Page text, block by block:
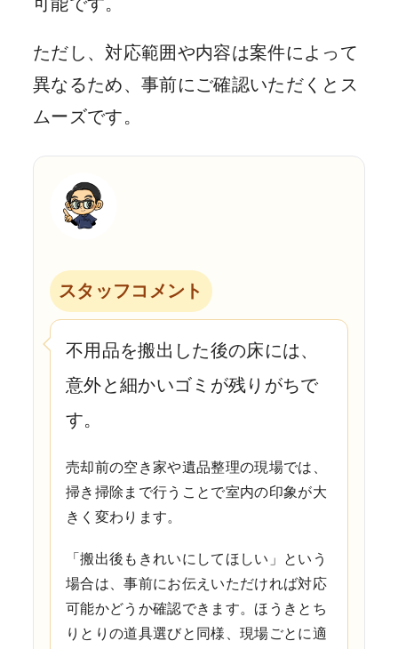
ただし、対応範囲や内容は案件によって
異なるため、事前にご確認いただくとス
ムーズです。
スタッフコメント
不用品を搬出した後の床には、
意外と細かいゴミが残りがちで
す。
売却前の空き家や遺品整理の現場では、
掃き掃除まで行うことで室内の印象が大
きく変わります。
「搬出後もきれいにしてほしい」という
場合は、事前にお伝えいただければ対応
可能かどうか確認できます。 ほうきとち
りとりの道具選びと同様、現場ごとに適